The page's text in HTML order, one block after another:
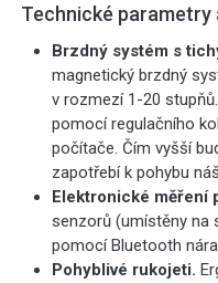
Technické parametry
Brzdný systém s
magnetický brzdný
v rozmezí 1-20
pomocí regulačního
počítače. Čím vyšší
zapotřebí k pohybu
Elektronické měření
senzorů (umístěny na
pomocí Bluetooth
Pohyblivé rukojeti.